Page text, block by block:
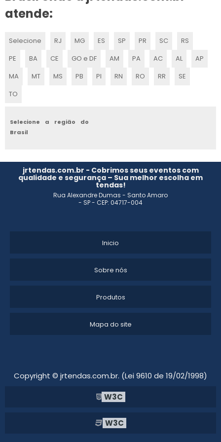
ALUGUEL DE TENDAS PARA CASAMENTO EM CAMPINAS
ALUGUEL DE TENDAS ITU
ALUGUEL DE TENDAS PARA FESTAS EM ITU
ALUGUEL DE TENDA 10X10 SP
LOCAÇÃO DE TENDAS PARA CASAMENTO
LOCAÇÃO DE TENDAS EM ITU
LOCAÇÃO DE TENDAS PARA FESTAS SP
LOCAÇÃO DE TENDAS EM INDAIATUBA
TENDAS E TOLDOS PARA ALUGAR
atende:
Selecione RJ MG ES SP PR SC
RS
PE
BA CE GO e DF AM PA AC AL
AP
MA
MT MS PB PI RN RO RR
SE
TO
Selecione a região do
Brasil
jrtendas.com.br - Cobrimos seus eventos com
qualidade e segurança – Sua melhor escolha em
tendas!
Rua Alexandre Dumas - Santo Amaro
- SP - CEP: 04717-004
Inicio
Sobre nós
Produtos
Mapa do site
Copyright © jrtendas.com.br. (Lei 9610 de 19/02/1998)
W3C
W3C